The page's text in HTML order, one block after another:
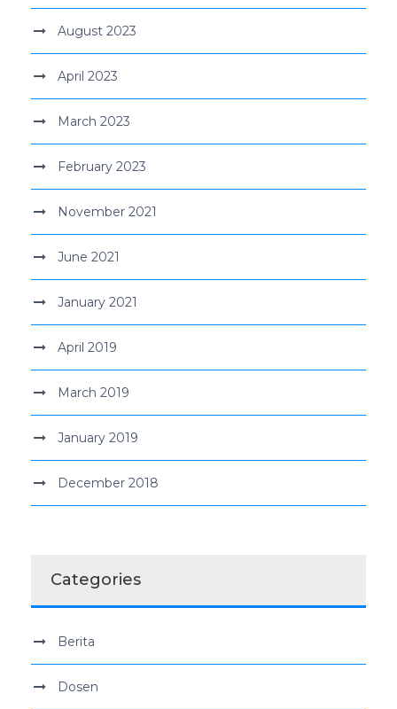
August 2023
April 2023
March 2023
February 2023
November 2021
June 2021
January 2021
April 2019
March 2019
January 2019
December 2018
Categories
Berita
Dosen